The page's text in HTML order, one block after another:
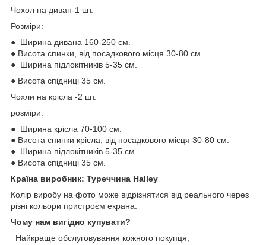
Чохол на диван-1 шт.
Розміри:
● Ширина дивана 160-250 см.
● Висота спинки, від посадкового місця 30-80 см.
● Ширина підлокітників 5-35 см.
● Висота спідниці 35 см.
Чохли на крісла -2 шт.
розміри:
● Ширина крісла 70-100 см.
● Висота спинки крісла, від посадкового місця 30-80 см.
● Ширина підлокітників 5-35 см.
● Висота спідниці 35 см.
Країна виробник: Туреччина Halley
Колір виробу на фото може відрізнятися від реального через
різні кольори пристроєм екрана.
Чому нам вигідно купувати?
Найкраще обслуговування кожного покупця;